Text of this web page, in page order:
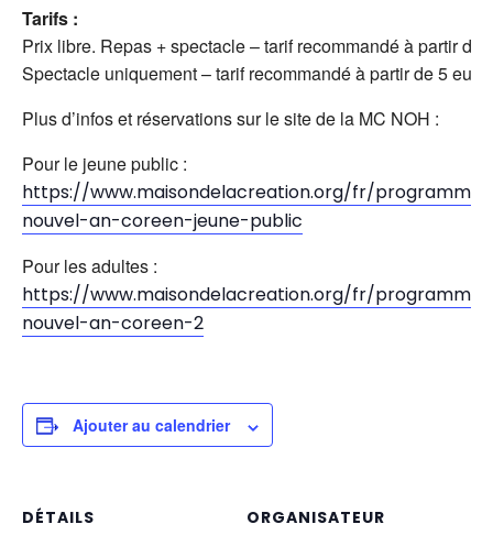
Tarifs :
Prix libre. Repas + spectacle – tarif recommandé à partir de
Spectacle uniquement – tarif recommandé à partir de 5
Plus d’infos et réservations sur le site de la MC NOH :
Pour le jeune public :
https://www.maisondelacreation.org/fr/
nouvel-an-coreen-jeune-public
Pour les adultes :
https://www.maisondelacreation.org/fr/
nouvel-an-coreen-2
Ajouter au calendrier
DÉTAILS
ORGANISATEUR